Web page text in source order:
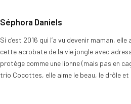
Séphora Daniels
Si c’est 2016 qui l’a vu devenir maman,
cette acrobate de la vie jongle avec
protège comme une lionne (mais pas en
trio Cocottes, elle aime le beau, le drôle et